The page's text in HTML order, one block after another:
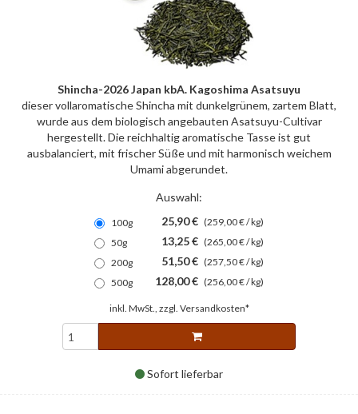
Shincha-2026 Japan kbA. Kagoshima Asatsuyu
dieser vollaromatische Shincha mit dunkelgrünem, zartem Blatt,
wurde aus dem biologisch angebauten Asatsuyu-Cultivar
hergestellt. Die reichhaltig aromatische Tasse ist gut
ausbalanciert, mit frischer Süße und mit harmonisch weichem
Umami abgerundet.
Auswahl:
100g 25,90 € (259,00 € / kg)
50g
13,25 € (265,00 € / kg)
200g
51,50 € (257,50 € / kg)
500g
128,00 € (256,00 € / kg)
inkl. MwSt., zzgl. Versandkosten*
Sofort lieferbar